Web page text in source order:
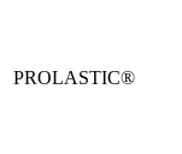
PROLASTIC®